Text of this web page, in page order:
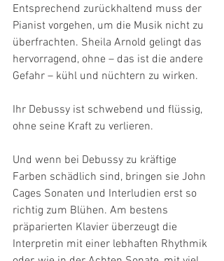
Entsprechend zurückhaltend muss der
Pianist vorgehen, um die Musik nicht zu
überfrachten. Sheila Arnold gelingt das
hervorragend, ohne – das ist die andere
Gefahr – kühl und nüchtern zu wirken.
Ihr Debussy ist schwebend und flüssig,
ohne seine Kraft zu verlieren.
Und wenn bei Debussy zu kräftige
Farben schädlich sind, bringen sie John
Cages Sonaten und Interludien erst so
richtig zum Blühen. Am bestens
präparierten Klavier überzeugt die
Interpretin mit einer lebhaften Rhythmik